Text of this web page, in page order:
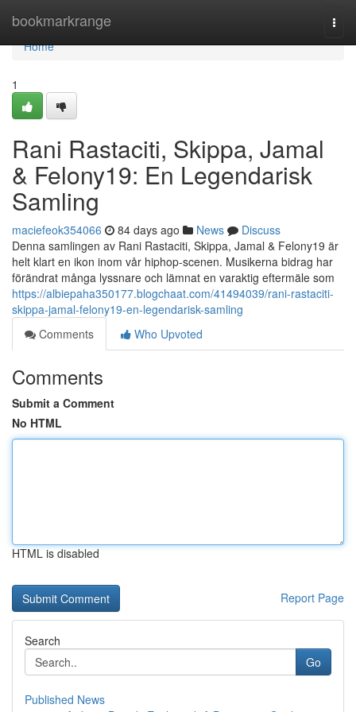
bookmarkrange
Home
Home
1
Rani Rastaciti, Skippa, Jamal
& Felony19: En Legendarisk
Samling
maciefeok354066 84 days ago News
Discuss
Denna samlingen av Rani Rastaciti, Skippa, Jamal & Felony19 är
helt klart en ikon inom vår hiphop-scenen. Musikerna bidrag har
förändrat många lyssnare och lämnat en varaktig eftermäle som
https://albiepaha350177.blogchaat.com/41494039/rani-rastaciti-
skippa-jamal-felony19-en-legendarisk-samling
Comments
Who Upvoted
Comments
Submit a Comment
No HTML
HTML is disabled
Report Page
Search
Go
Published News